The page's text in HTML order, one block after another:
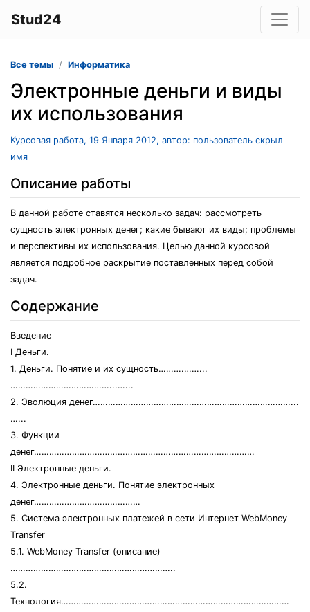
Stud24
Все темы Информатика
Электронные деньги и виды
их использования
Курсовая работа, 19 Января 2012, автор: пользователь скрыл
имя
Описание работы
В данной работе ставятся несколько задач: рассмотреть
сущность электронных денег; какие бывают их виды; проблемы
и перспективы их использования. Целью данной курсовой
является подробное раскрытие поставленных перед собой
задач.
Содержание
Введение
I Деньги.
1. Деньги. Понятие и их сущность……….……...
…………………………………...…...
2. Эволюция денег……………………………………………………………………...
…...
3. Функции
денег……………………………………………………………………………
II Электронные деньги.
4. Электронные деньги. Понятие электронных
денег……………………………………
5. Система электронных платежей в сети Интернет WebMoney
Transfer
5.1. WebMoney Transfer (описание)
………………………………………………………..
5.2.
Технология………………………………………………………………………………